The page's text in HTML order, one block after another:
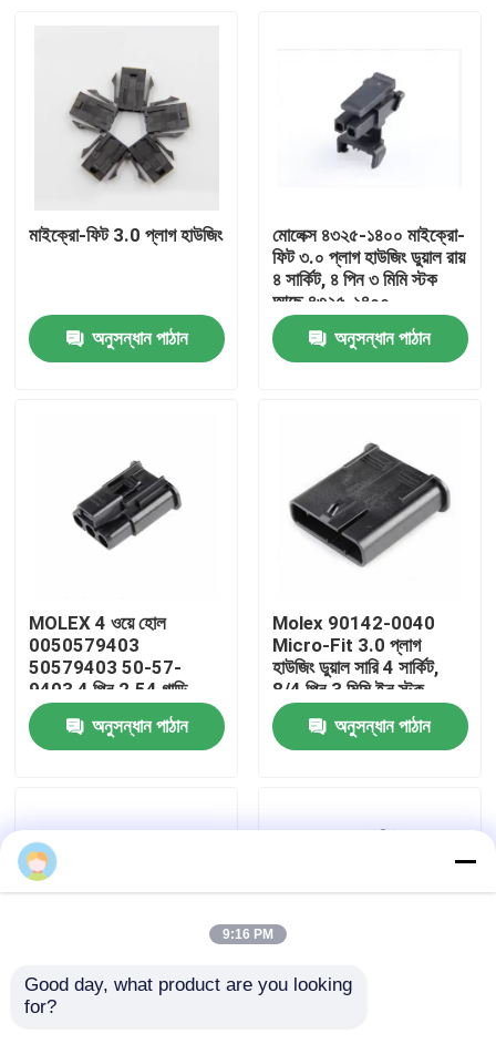
আমাদের সম্পর্কে
কারখানা ভ্রমণ
মান নিয়ন্ত্রণ
আমাদের সাথে যোগাযোগ করুন
তারের জোতা
মাইক্রো-ফিট 3.0 প্লাগ হাউজিং
অনুসন্ধান পাঠান
মোলেক্স ৪৩২৫-১৪০০ মাইক্রো-
ফিট ৩.০ প্লাগ হাউজিং ডুয়াল রায়
৪ সার্কিট, ৪ পিন ৩ মিমি স্টক
আছে ৪৩২৫-১৪০০
অনুসন্ধান পাঠান
MOLEX 4 ওয়ে হোল
0050579403
50579403 50-57-
9403 4 পিন 2.54 গাড়ি
সংযোগকারী
অনুসন্ধান পাঠান
Molex 90142-0040
Micro-Fit 3.0 প্লাগ
হাউজিং ডুয়াল সারি 4 সার্কিট,
8/4 পিন 3 মিমি ইন স্টক
90142-0040
অনুসন্ধান পাঠান
Molex 172256-3102
9:16 PM
Good day, what product are you looking
for?